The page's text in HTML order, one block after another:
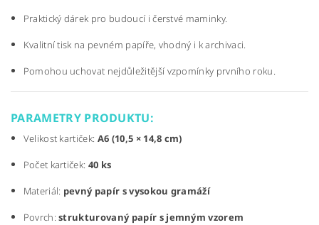
Praktický dárek pro budoucí i čerstvé maminky.
Kvalitní tisk na pevném papíře, vhodný i k archivaci.
Pomohou uchovat nejdůležitější vzpomínky prvního roku.
PARAMETRY PRODUKTU:
Velikost kartiček: A6 (10,5 × 14,8 cm)
Počet kartiček: 40 ks
Materiál: pevný papír s vysokou gramáží
Povrch:strukturovaný papír s jemným vzorem